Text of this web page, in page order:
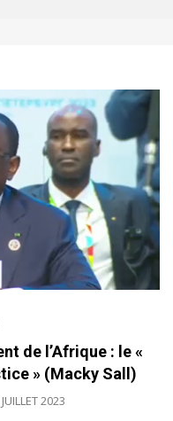
de l’Afrique : le «
» (Macky Sall)
2023